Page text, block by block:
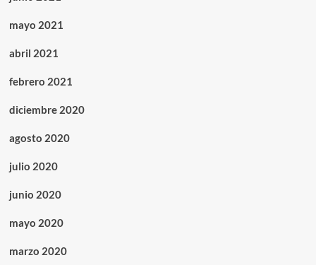
mayo 2021
abril 2021
febrero 2021
diciembre 2020
agosto 2020
julio 2020
junio 2020
mayo 2020
marzo 2020